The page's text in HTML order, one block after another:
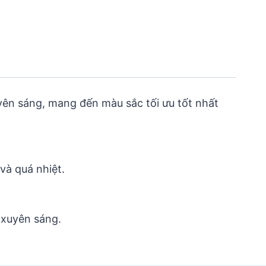
sáng, mang đến màu sắc tối ưu tốt nhất
quá nhiệt.
sáng.